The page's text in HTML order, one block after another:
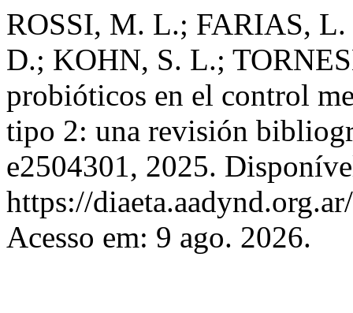
ROSSI, M. L.; FARIAS,
D.; KOHN, S. L.;
probióticos en el control
tipo 2: una revisión
e2504301, 2025.
https://
Acesso em: 9 ago. 2026.